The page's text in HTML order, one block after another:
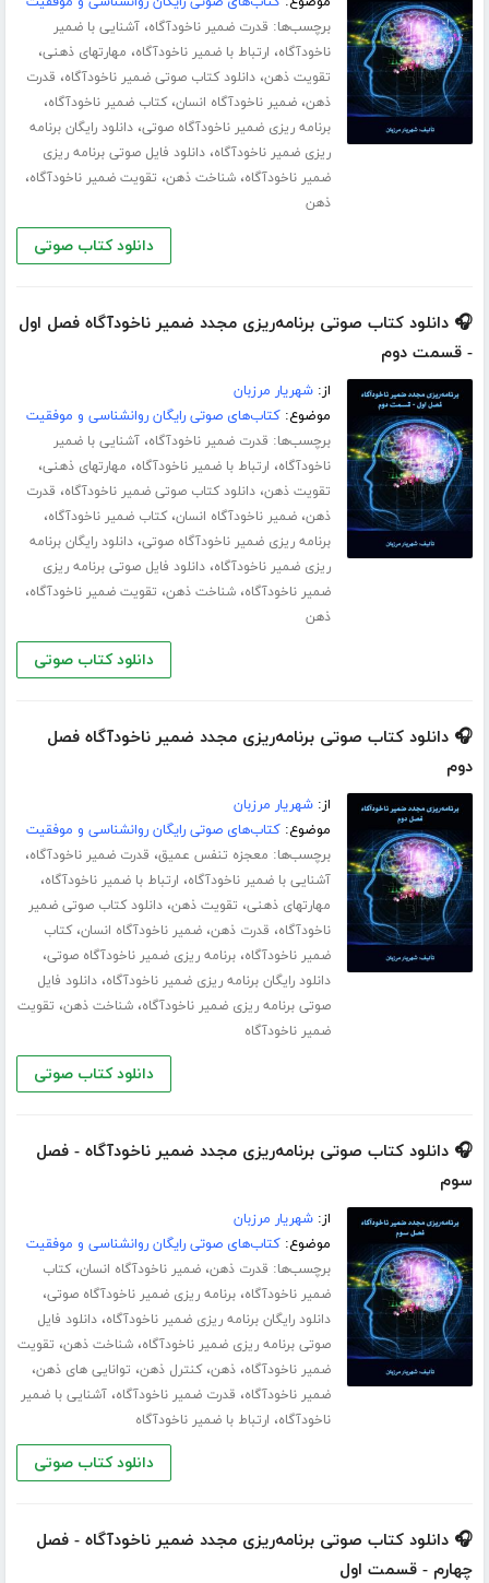
برچسب‌ها: قدرت ضمیر ناخودآگاه،آشنایی با ضمیر
ناخودآگاه، ارتباط با ضمیر ناخودآگاه، مهارت­های ذهنی،
تقویت ذهن،دانلود کتاب صوتی ضمیر ناخودآگاه، قدرت
ذهن،ضمیر ناخودآگاه انسان،کتاب ضمیر ناخودآگاه،
برنامه ریزی ضمیر ناخودآگاه صوتی،دانلود رایگان برنامه
ریزی ضمیر ناخودآگاه،دانلود فایل صوتی برنامه ریزی
ضمیر ناخودآگاه،شناخت ذهن، تقویت ضمیر ناخودآگاه،
ذهن
دانلود کتاب صوتی
🎧 دانلود کتاب صوتی برنامه‌ریزی مجدد ضمیر ناخودآگاه فصل اول
- قسمت دوم
از:شهریار مرزبان
موضوع:کتاب‌های صوتی رایگان روانشناسی و موفقیت
برچسب‌ها: قدرت ضمیر ناخودآگاه،آشنایی با ضمیر
ناخودآگاه، ارتباط با ضمیر ناخودآگاه، مهارت­های ذهنی،
تقویت ذهن،دانلود کتاب صوتی ضمیر ناخودآگاه، قدرت
ذهن،ضمیر ناخودآگاه انسان،کتاب ضمیر ناخودآگاه،
برنامه ریزی ضمیر ناخودآگاه صوتی،دانلود رایگان برنامه
ریزی ضمیر ناخودآگاه،دانلود فایل صوتی برنامه ریزی
ضمیر ناخودآگاه،شناخت ذهن، تقویت ضمیر ناخودآگاه،
ذهن
دانلود کتاب صوتی
🎧 دانلود کتاب صوتی برنامه‌ریزی مجدد ضمیر ناخودآگاه فصل
دوم
از:شهریار مرزبان
موضوع:کتاب‌های صوتی رایگان روانشناسی و موفقیت
برچسب‌ها: معجزه تنفس عمیق، قدرت ضمیر ناخودآگاه،
آشنایی با ضمیر ناخودآگاه، ارتباط با ضمیر ناخودآگاه،
مهارت­های ذهنی، تقویت ذهن،دانلود کتاب صوتی ضمیر
ناخودآگاه، قدرت ذهن،ضمیر ناخودآگاه انسان،کتاب
ضمیر ناخودآگاه،برنامه ریزی ضمیر ناخودآگاه صوتی،
دانلود رایگان برنامه ریزی ضمیر ناخودآگاه،دانلود فایل
صوتی برنامه ریزی ضمیر ناخودآگاه،شناخت ذهن، تقویت
ضمیر ناخودآگاه
دانلود کتاب صوتی
🎧 دانلود کتاب صوتی برنامه‌ریزی مجدد ضمیر ناخودآگاه - فصل
سوم
از:شهریار مرزبان
موضوع:کتاب‌های صوتی رایگان روانشناسی و موفقیت
برچسب‌ها: قدرت ذهن،ضمیر ناخودآگاه انسان،کتاب
ضمیر ناخودآگاه،برنامه ریزی ضمیر ناخودآگاه صوتی،
دانلود رایگان برنامه ریزی ضمیر ناخودآگاه،دانلود فایل
صوتی برنامه ریزی ضمیر ناخودآگاه،شناخت ذهن، تقویت
ضمیر ناخودآگاه،ذهن،کنترل ذهن، توانایی های ذهن،
ضمیر ناخودآگاه، قدرت ضمیر ناخودآگاه،آشنایی با ضمیر
ناخودآگاه، ارتباط با ضمیر ناخودآگاه
دانلود کتاب صوتی
🎧 دانلود کتاب صوتی برنامه‌ریزی مجدد ضمیر ناخودآگاه - فصل
چهارم - قسمت اول